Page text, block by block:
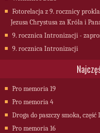
Fotorelacja z 9. rocznicy
Jezusa Chrystusa za Króla i
9. rocznica Intronizacji -
9. rocznica Intronizacji
Pro memoria 19
Pro memoria 4
Droga do paszczy smoka, część
Pro memoria 16